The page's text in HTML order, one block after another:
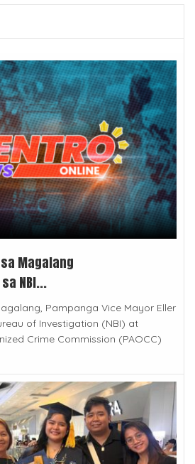
Magalang
NBI...
Pampanga Vice Mayor Eller
of Investigation (NBI) at
Crime Commission (PAOCC)